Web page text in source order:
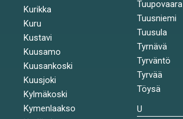
Kurikka
Kuru
Kustavi
Kuusamo
Kuusankoski
Kuusjoki
Kylmäkoski
Kymenlaakso
Tuupovaara
Tuusniemi
Tuusula
Tyrnävä
Tyrväntö
Tyrvää
Töysä
U